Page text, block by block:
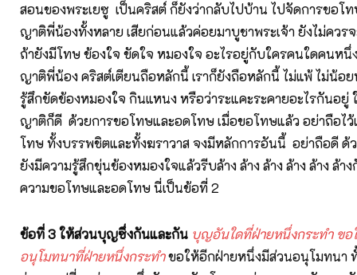
สอนของพระเยซู เป็นคริสต์ ก็ยังว่ากลับไปบ้าน ไปจัดการขอโท
ญาติพี่น้องทั้งหลาย เสียก่อนแล้วค่อยมาบูชาพระเจ้า ยังไม่ควรจ
ถ้ายังมีโทษ ข้องใจ ขัดใจ หมองใจ อะไรอยู่กับใครคนใดคนหนึ่
ญาติพี่น้อง คริสต์เตียนถือหลักนี้ เราก็ยังถือหลักนี้ ไม่แพ้ ไม่น้อ
รู้สึกขัดข้องหมองใจ กินแหนง หรือว่าระแคะระคายอะไรกันอยู่
ญาติก็ดี ด้วยการขอโทษและอดโทษ เมื่อขอโทษแล้ว อย่าถือไว้
โทษ ทั้งบรรพชิตและทั้งฆราวาส จงมีหลักการอันนี้ อย่าถือดี ด้ว
ยังมีความรู้สึกขุ่นข้องหมองใจแล้วรีบล้าง ล้าง ล้าง ล้าง ล้าง ล้า
ความขอโทษและอดโทษ นี่เป็นข้อที่ 2
ข้อที่ 3 ให้ส่วนบุญซึ่งกันและกัน บุญอันใดที่ฝ่ายหนึ่งกระทำ ขอ
อนุโมทนาที่ฝ่ายหนึ่งกระทำขอให้อีกฝ่ายหนึ่งมีส่วนอนุโมทนา